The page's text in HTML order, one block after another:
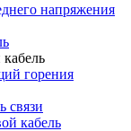
напряжения
горения
связи
кабель